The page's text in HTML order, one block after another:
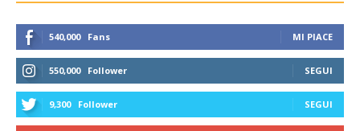
540,000 Fans MI PIACE
550,000 Follower SEGUI
9,300 Follower SEGUI